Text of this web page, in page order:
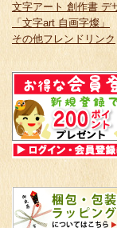
文字アート 創作書 デ
「文字art 自画字燦」
その他フレンドリンク